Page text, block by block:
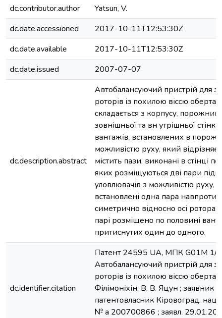
dc.contributor.author
Yatsun, V.
dc.date.accessioned
2017-10-11T12:53:30Z
dc.date.available
2017-10-11T12:53:30Z
dc.date.issued
2007-07-07
dc.description.abstract
Автобалансуючий пристрій для
роторів із похилою віссю
складається з корпусу,
зовнішньої та вн утрішньої
вантажів, встановлених в
можливістю руху, який
містить пази, виконані в стінці
яких розміщуються дві пари
уловлювачів з можливістю руху,
встановлені одна пара навпроти
симетрично відносно осі ротора,
парі розміщено по половині
притиснутих один до одного.
dc.identifier.citation
Патент 24595 UA, МПК G01M 1/
Автобалансуючий пристрій для
роторів із похилою віссю
Філімоніхін, В. В. Яцун ; заявник і
патентовласник Кіровоград. нац.
№ а 200700866 ; заявл.